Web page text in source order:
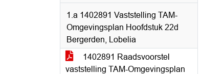
1.a 1402891 Vaststelling TAM-
Omgevingsplan Hoofdstuk 22d
Bergerden, Lobelia
1402891 Raadsvoorstel
vaststelling TAM-Omgevingsplan